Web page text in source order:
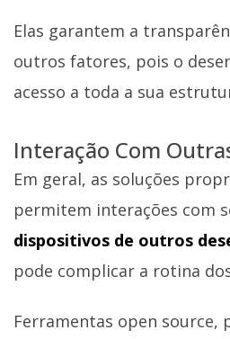
Elas garantem a
outros fatores, pois o
acesso a toda a sua
Interação Com
Em geral, as soluções
permitem interações com
dispositivos de outros
pode complicar a rotina
Ferramentas open source,